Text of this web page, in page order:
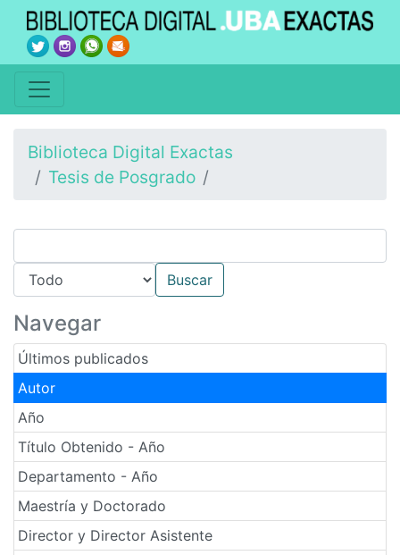
Biblioteca Digital Exactas
Tesis de Posgrado
Navegar
Últimos publicados
Autor
Año
Título Obtenido - Año
Departamento - Año
Maestría y Doctorado
Director y Director Asistente